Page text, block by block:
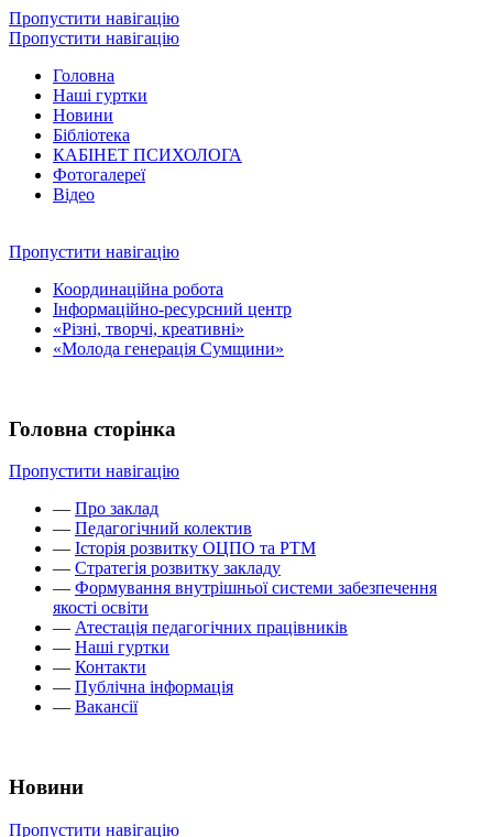
Пропустити навігацію
Пропустити навігацію
Головна
Наші гуртки
Новини
Бібліотека
КАБІНЕТ ПСИХОЛОГА
Фотогалереї
Відео
Пропустити навігацію
Координаційна робота
Інформаційно-ресурсний центр
«Різні, творчі, креативні»
«Молода генерація Сумщини»
Головна сторінка
Пропустити навігацію
— Про заклад
— Педагогічний колектив
— Історія розвитку ОЦПО та РТМ
— Стратегія розвитку закладу
— Формування внутрішньої системи забезпечення
якості освіти
— Атестація педагогічних працівників
— Наші гуртки
— Контакти
— Публічна інформація
— Вакансії
Новини
Пропустити навігацію